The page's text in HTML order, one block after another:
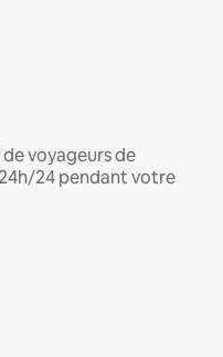
voyageurs de
24 pendant votre